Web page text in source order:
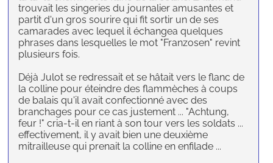
trouvait les singeries du journalier amusantes et
partit d'un gros sourire qui fit sortir un de ses
camarades avec lequel il échangea quelques
phrases dans lesquelles le mot "Franzosen" revint
plusieurs fois.
Déjà Julot se redressait et se hâtait vers le flanc de
la colline pour éteindre des flammèches à coups
de balais qu'il avait confectionné avec des
branchages pour ce cas justement ... "Achtung,
feur !" cria-t-il en riant à son tour vers les soldats ...
effectivement, il y avait bien une deuxième
mitrailleuse qui prenait la colline en enfilade ...